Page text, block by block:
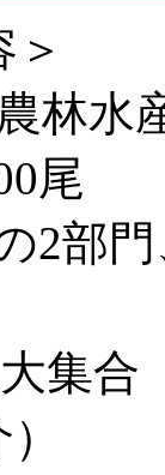
林水
尾
2部
集合